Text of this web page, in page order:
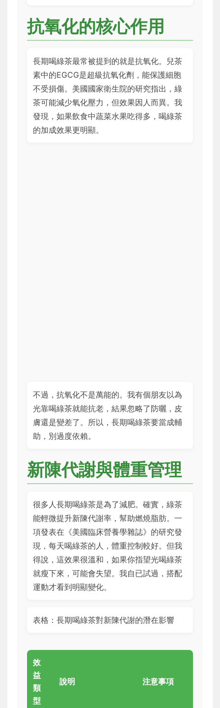
抗氧化的核心作用
長期喝綠茶最常被提到的就是抗氧化。兒茶
素中的EGCG是超級抗氧化劑，能保護細胞
不受損傷。美國國家衛生院的研究指出，綠
茶可能減少氧化壓力，但效果因人而異。我
發現，如果飲食中蔬菜水果吃得多，喝綠茶
的加成效果更明顯。
不過，抗氧化不是萬能的。我有個朋友以為
光靠喝綠茶就能抗老，結果忽略了防曬，皮
膚還是變差了。所以，長期喝綠茶要當成輔
助，別過度依賴。
新陳代謝與體重管理
很多人長期喝綠茶是為了減肥。確實，綠茶
能輕微提升新陳代謝率，幫助燃燒脂肪。一
項發表在《美國臨床營養學雜誌》的研究發
現，每天喝綠茶的人，體重控制較好。但我
得說，這效果很溫和，如果你指望光喝綠茶
就瘦下來，可能會失望。我自已試過，搭配
運動才看到明顯變化。
表格：長期喝綠茶對新陳代謝的潛在影響
效
益
類
型
說明 注意事項